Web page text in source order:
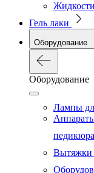
Гель лаки
Оборудование
Оборудование
Лампы
педикюра
Вытяжки